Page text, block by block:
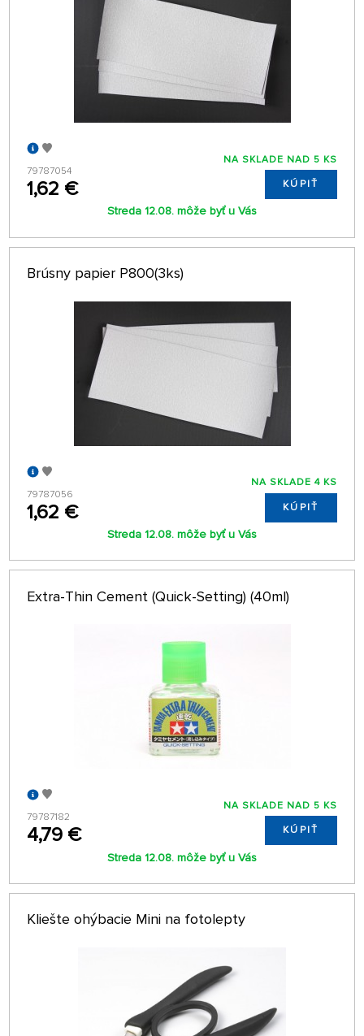
79787054
1,62 €
NA SKLADE NAD 5 KS
KÚPIŤ
Streda 12.08. môže byť u Vás
Brúsny papier P800(3ks)
79787056
1,62 €
NA SKLADE 4 KS
KÚPIŤ
Streda 12.08. môže byť u Vás
Extra-Thin Cement (Quick-Setting) (40ml)
79787182
4,79 €
NA SKLADE NAD 5 KS
KÚPIŤ
Streda 12.08. môže byť u Vás
Kliešte ohýbacie Mini na fotolepty